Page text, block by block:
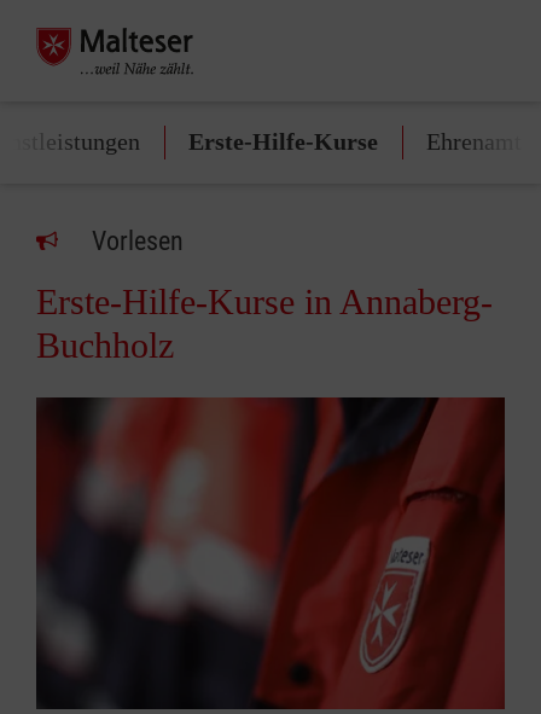
Erste-Hilfe-Kurse Ehrenamt
Vorlesen
Erste-Hilfe-Kurse in Annaberg-
Buchholz